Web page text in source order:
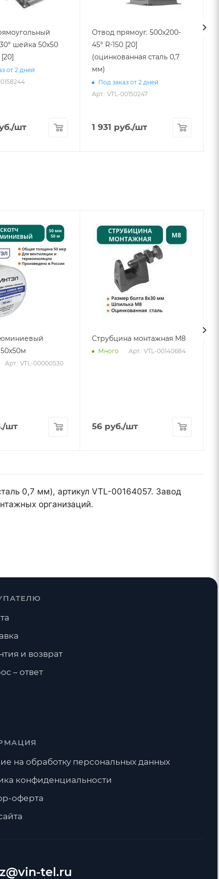
шейка 50х50
от 2 дней
/шт
Отвод прямоуг. 500х200-
45° R-150 [20]
(оцинкованная сталь 0,7
мм)
Под заказ от 2 дней
Арт.: VTL-00150247
1 931 руб./шт
Арт.: VTL-00000530
/шт
Струбцина монтажная М8
Много Арт.: VTL-00140684
56 руб./шт
0,7 мм), артикул VTL-00164057. Завод
организаций.
tel.ru
и возврат
– ответ
на обработку персональных данных
конфиденциальности
оферта